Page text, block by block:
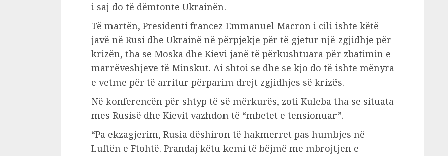
i saj do të dëmtonte Ukrainën.
Të martën, Presidenti francez Emmanuel Macron i cili ishte këtë
javë në Rusi dhe Ukrainë në përpjekje për të gjetur një zgjidhje për
krizën, tha se Moska dhe Kievi janë të përkushtuara për zbatimin e
marrëveshjeve të Minskut. Ai shtoi se dhe se kjo do të ishte mënyra
e vetme për të arritur përparim drejt zgjidhjes së krizës.
Në konferencën për shtyp të së mërkurës, zoti Kuleba tha se situata
mes Rusisë dhe Kievit vazhdon të “mbetet e tensionuar”.
“Pa ekzagjerim, Rusia dëshiron të hakmerret pas humbjes në
Luftën e Ftohtë. Prandaj këtu kemi të bëjmë me mbrojtjen e